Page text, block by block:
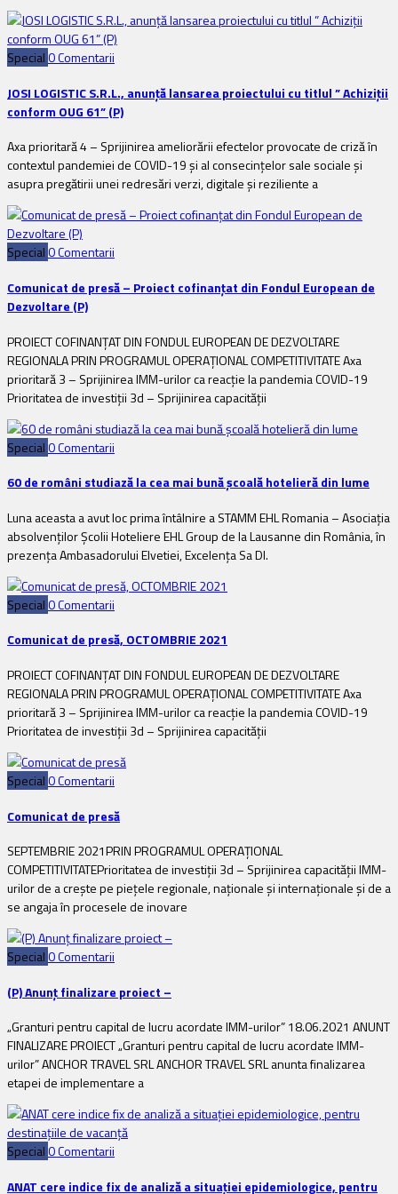
Special0 Comentarii
JOSI LOGISTIC S.R.L., anunță lansarea proiectului cu titlul ” Achiziții
conform OUG 61” (P)
Axa prioritară 4 – Sprijinirea ameliorării efectelor provocate de criză în
contextul pandemiei de COVID-19 și al consecințelor sale sociale și
asupra pregătirii unei redresări verzi, digitale și reziliente a
Special0 Comentarii
Comunicat de presă – Proiect cofinanțat din Fondul European de
Dezvoltare (P)
PROIECT COFINANȚAT DIN FONDUL EUROPEAN DE DEZVOLTARE
REGIONALA PRIN PROGRAMUL OPERAȚIONAL COMPETITIVITATE Axa
prioritară 3 – Sprijinirea IMM-urilor ca reacție la pandemia COVID-19
Prioritatea de investiții 3d – Sprijinirea capacității
Special0 Comentarii
60 de români studiază la cea mai bună școală hotelieră din lume
Luna aceasta a avut loc prima întâlnire a STAMM EHL Romania – Asociația
absolvenților Școlii Hoteliere EHL Group de la Lausanne din România, în
prezența Ambasadorului Elvetiei, Excelența Sa Dl.
Special0 Comentarii
Comunicat de presă, OCTOMBRIE 2021
PROIECT COFINANȚAT DIN FONDUL EUROPEAN DE DEZVOLTARE
REGIONALA PRIN PROGRAMUL OPERAȚIONAL COMPETITIVITATE Axa
prioritară 3 – Sprijinirea IMM-urilor ca reacție la pandemia COVID-19
Prioritatea de investiții 3d – Sprijinirea capacității
Special0 Comentarii
Comunicat de presă
SEPTEMBRIE 2021PRIN PROGRAMUL OPERAȚIONAL
COMPETITIVITATEPrioritatea de investiții 3d – Sprijinirea capacității IMM-
urilor de a crește pe piețele regionale, naționale și internaționale și de a
se angaja în procesele de inovare
Special0 Comentarii
(P) Anunț finalizare proiect –
„Granturi pentru capital de lucru acordate IMM-urilor” 18.06.2021 ANUNT
FINALIZARE PROIECT „Granturi pentru capital de lucru acordate IMM-
urilor” ANCHOR TRAVEL SRL ANCHOR TRAVEL SRL anunta finalizarea
etapei de implementare a
Special0 Comentarii
ANAT cere indice fix de analiză a situației epidemiologice, pentru